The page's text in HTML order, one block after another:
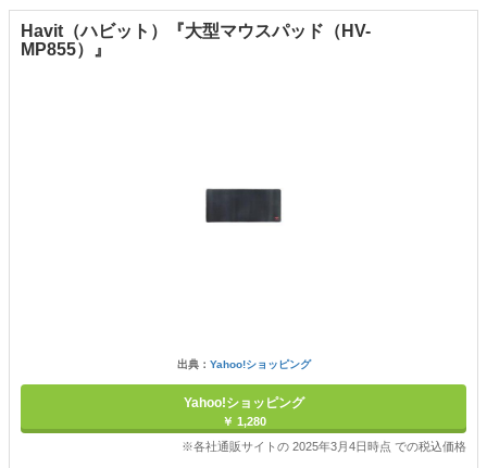
Havit（ハビット）『大型マウスパッド（HV-
MP855）』
出典： Yahoo!ショッピング
Yahoo!ショッピング
￥ 1,280
※各社通販サイトの 2025年3月4日時点 での税込価格